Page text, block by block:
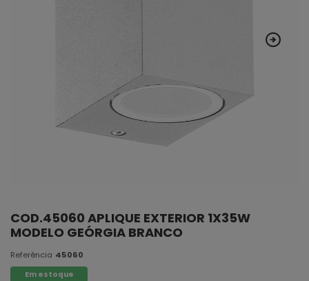
COD.45060 APLIQUE EXTERIOR 1X35W
MODELO GEÓRGIA BRANCO
Referência 45060
Em estoque